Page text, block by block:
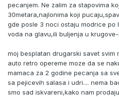
pecanjem. Ne zalim za stapovima
30metara,najlonima koji
gde posle 3 noci ostaju modrice po
voda na glavu,ili buljenja u
moj besplatan drugarski savet svim
auto retro opereme moze da se
mamaca za 2 godine pecanja sa
sa pejicevih salasa i udri.... nema
smo sad iskvareni,kako nam